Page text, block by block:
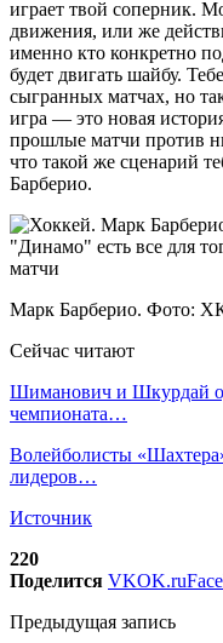
играет твой соперник.
движения, или же
именно кто конкретно
будет двигать шайбу.
сыгранных матчах, но
игра — это новая
прошлые матчи против
что такой же сценарий
Барберио.
Марк Барберио. Фото:
Сейчас читают
Шиманович и Шкурдай
чемпионата…
Волейболисты
лидеров…
Источник
220
Поделится VKOK.ru
Предыдущая запись